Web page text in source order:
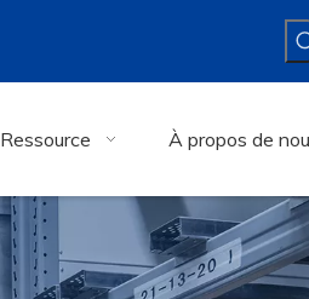
Ressource À propos de